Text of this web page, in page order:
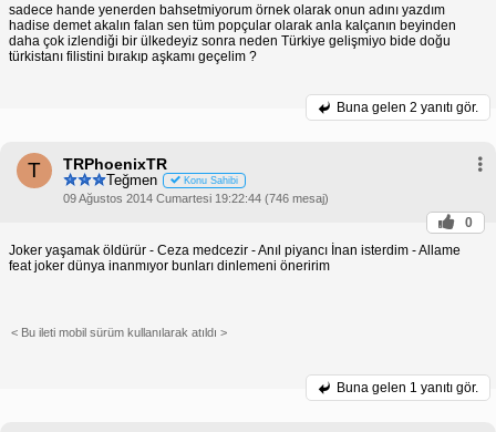
sadece hande yenerden bahsetmiyorum örnek olarak onun adını yazdım
hadise demet akalın falan sen tüm popçular olarak anla kalçanın beyinden
daha çok izlendiği bir ülkedeyiz sonra neden Türkiye gelişmiyo bide doğu
türkistanı filistini bırakıp aşkamı geçelim ?
Buna gelen 2 yanıtı gör.
T TRPhoenixTR
Teğmen Konu Sahibi
09 Ağustos 2014 Cumartesi 19:22:44 (746 mesaj)
0
Joker yaşamak öldürür - Ceza medcezir - Anıl piyancı İnan isterdim - Allame
feat joker dünya inanmıyor bunları dinlemeni öneririm
< Bu ileti mobil sürüm kullanılarak atıldı >
Buna gelen 1 yanıtı gör.